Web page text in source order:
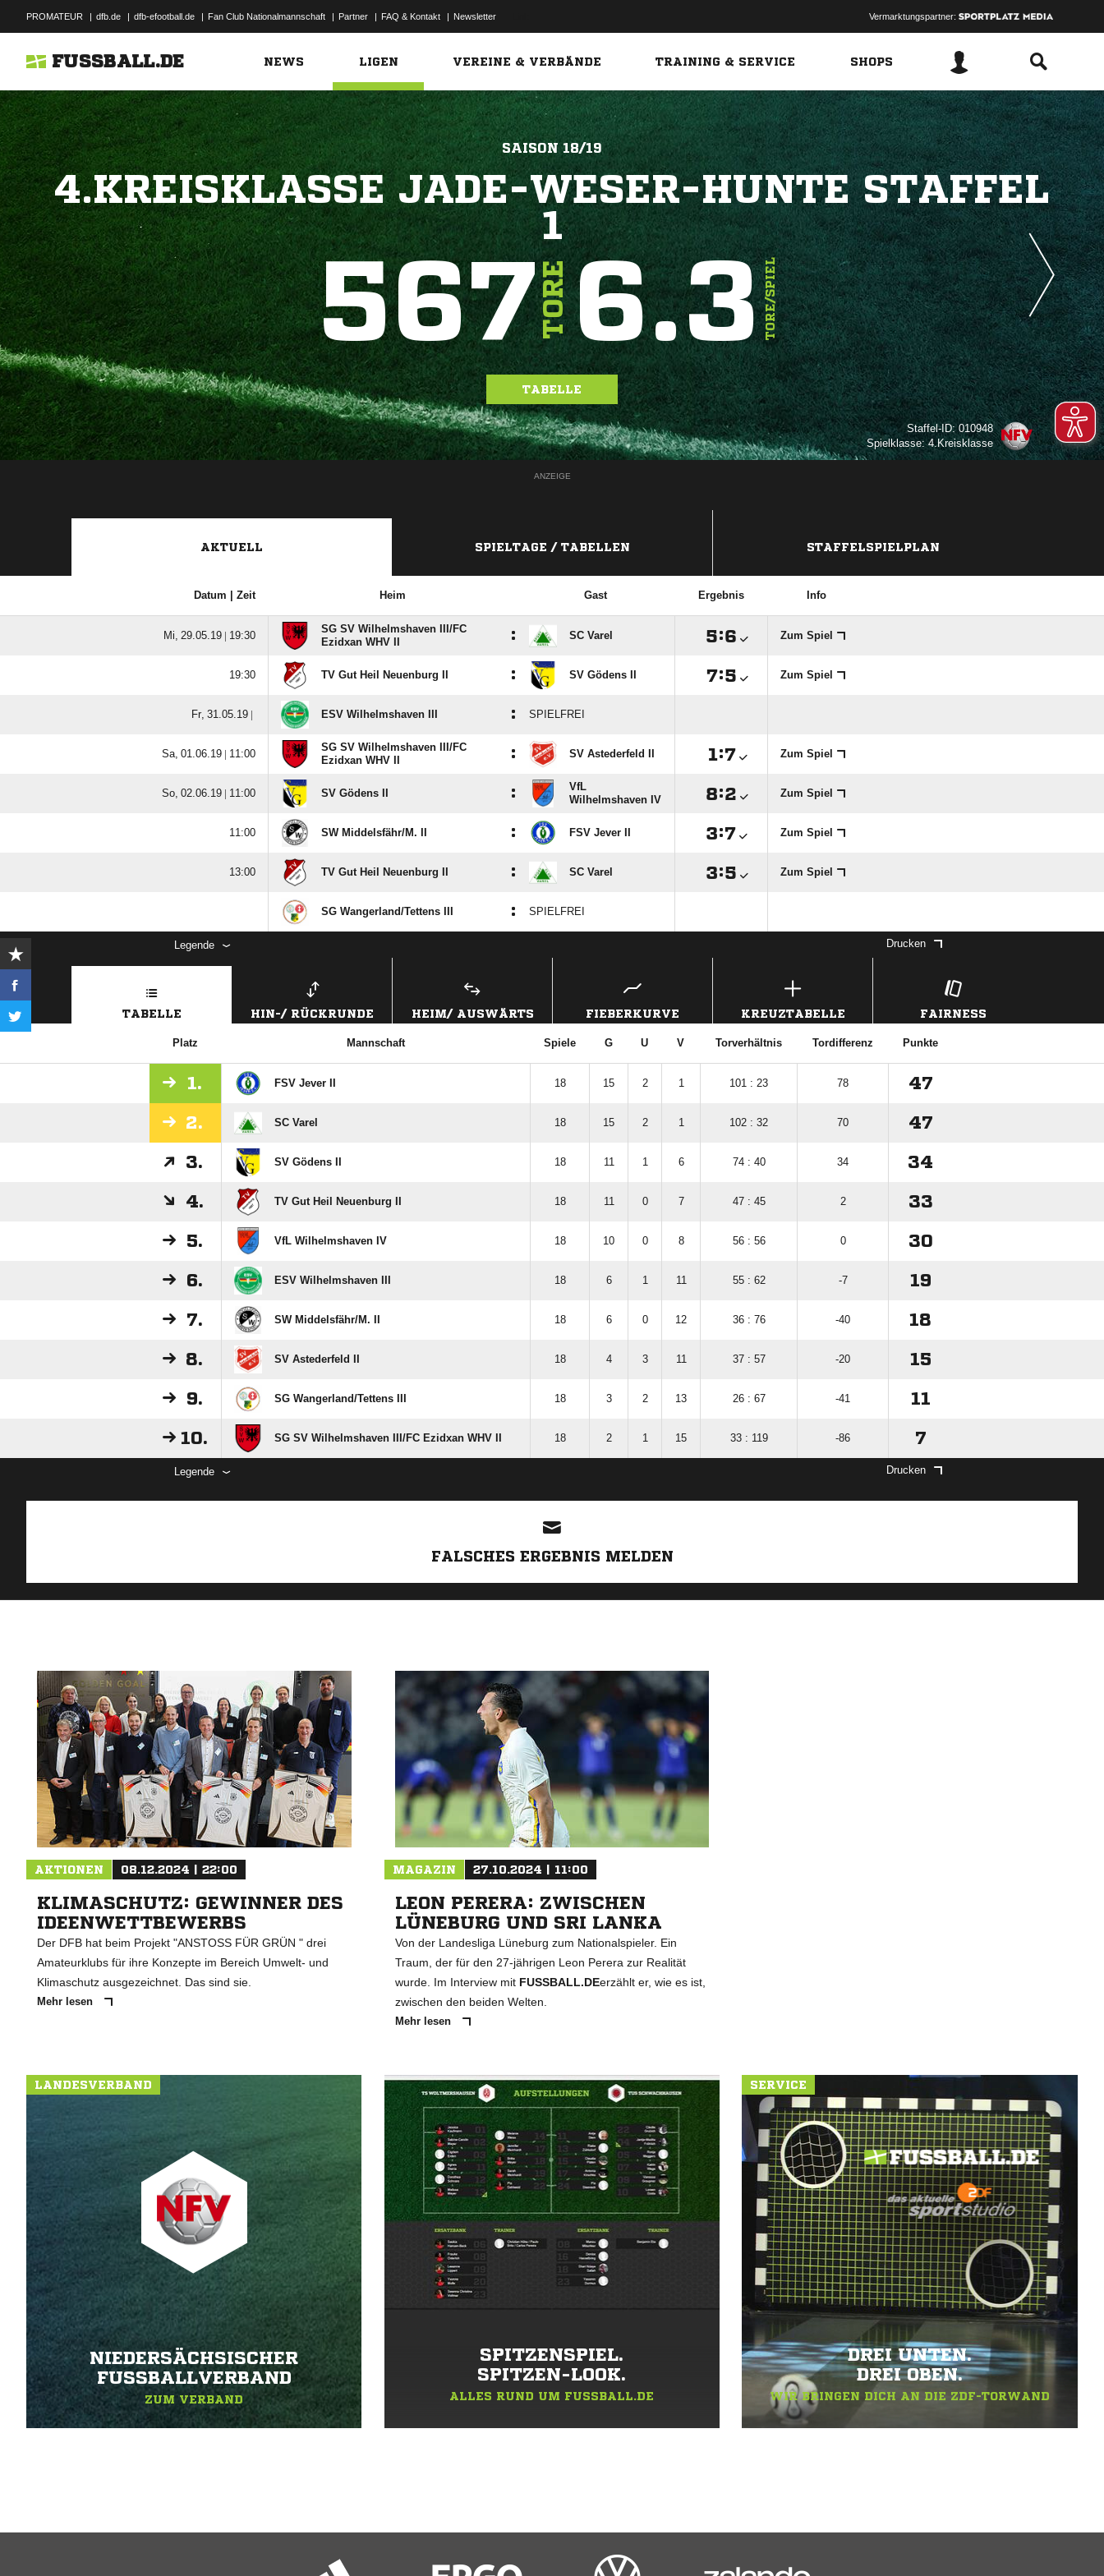
PROMATEUR | dfb.de | dfb-efootball.de | Fan Club Nationalmannschaft | Partner | FAQ & Kontakt | Newsletter Vermarktungspartner:
FUSSBALL.DE NEWS LIGEN VEREINE & VERBÄNDE TRAINING & SERVICE SHOPS
SAISON 18/19
4.KREISKLASSE JADE-WESER-HUNTE STAFFEL
1
567TORE6.3TORE/SPIEL
TABELLE
Staffel-ID: 010948
Spielklasse: 4.Kreisklasse
ANZEIGE
AKTUELL SPIELTAGE / TABELLEN STAFFELSPIELPLAN
Datum | Zeit Heim Gast Ergebnis Info
  | 
SG SV Wilhelmshaven III/​FC
Ezidxan WHV II
: SC Varel : Zum Spiel
 TV Gut Heil Neuenburg II : SV Gödens II : Zum Spiel
  | ESV Wilhelmshaven III : SPIELFREI
  | 
SG SV Wilhelmshaven III/​FC
Ezidxan WHV II
: SV Astederfeld II : Zum Spiel
  |  SV Gödens II :
VfL
Wilhelmshaven IV
: Zum Spiel
 SW Middelsfähr/​M. II : FSV Jever II : Zum Spiel
 TV Gut Heil Neuenburg II : SC Varel : Zum Spiel
SG Wangerland/​Tettens III : SPIELFREI
Legende Drucken
TABELLE HIN-/ RÜCKRUNDE HEIM/ AUSWÄRTS FIEBERKURVE KREUZTABELLE FAIRNESS
Platz Mannschaft Spiele G U V Torverhältnis Tordifferenz Punkte
1. FSV Jever II 18 15 2 1 101 : 23 78 47
2. SC Varel 18 15 2 1 102 : 32 70 47
3. SV Gödens II 18 11 1 6 74 : 40 34 34
4. TV Gut Heil Neuenburg II 18 11 0 7 47 : 45 2 33
5. VfL Wilhelmshaven IV 18 10 0 8 56 : 56 0 30
6. ESV Wilhelmshaven III 18 6 1 11 55 : 62 -7 19
7. SW Middelsfähr/​M. II 18 6 0 12 36 : 76 -40 18
8. SV Astederfeld II 18 4 3 11 37 : 57 -20 15
9. SG Wangerland/​Tettens III 18 3 2 13 26 : 67 -41 11
10. SG SV Wilhelmshaven III/​FC Ezidxan WHV II 18 2 1 15 33 : 119 -86 7
Legende Drucken
FALSCHES ERGEBNIS MELDEN
AKTIONEN 08.12.2024 | 22:00
KLIMASCHUTZ: GEWINNER DES
IDEENWETTBEWERBS
Der DFB hat beim Projekt "ANSTOSS FÜR GRÜN " drei
Amateurklubs für ihre Konzepte im Bereich Umwelt- und
Klimaschutz ausgezeichnet. Das sind sie.
Mehr lesen
MAGAZIN 27.10.2024 | 11:00
LEON PERERA: ZWISCHEN
LÜNEBURG UND SRI LANKA
Von der Landesliga Lüneburg zum Nationalspieler. Ein
Traum, der für den 27-jährigen Leon Perera zur Realität
wurde. Im Interview mit FUSSBALL.DEerzählt er, wie es ist,
zwischen den beiden Welten.
Mehr lesen
LANDESVERBAND
NIEDERSÄCHSISCHER
FUSSBALLVERBAND
ZUM VERBAND
SPITZENSPIEL.
SPITZEN-LOOK.
ALLES RUND UM FUSSBALL.DE
SERVICE
DREI UNTEN.
DREI OBEN.
WIR BRINGEN DICH AN DIE ZDF-TORWAND